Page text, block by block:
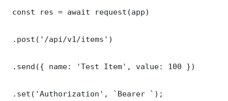
const res = await request(app)
.post('/api/v1/items')
.send({ name: 'Test Item', value: 100 })
.set('Authorization', `Bearer `);